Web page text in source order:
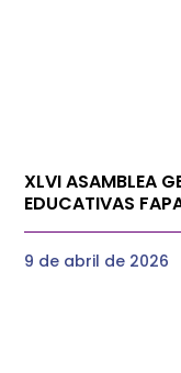
XLVI ASAMBLEA
EDUCATIVAS
9 de abril de 2026